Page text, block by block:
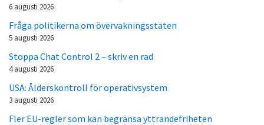
6 augusti 2026
Fråga politikerna om övervakningsstaten
5 augusti 2026
Stoppa Chat Control 2 – skriv en rad
4 augusti 2026
USA: Ålderskontroll för operativsystem
3 augusti 2026
Fler EU-regler som kan begränsa yttrandefriheten